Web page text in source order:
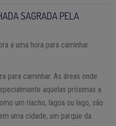
SAGRADA PELA
a uma hora para caminhar
para caminhar. As áreas onde
aquelas próximas a
um riacho, lagoa ou lago, são
uma cidade, um parque da